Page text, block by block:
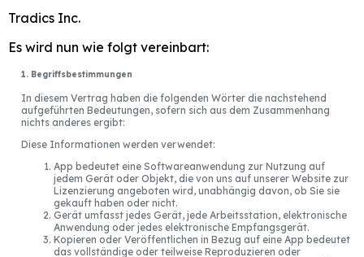
Tradics Inc.
Es wird nun wie folgt vereinbart:
1. Begriffsbestimmungen
In diesem Vertrag haben die folgenden Wörter die nachstehend
aufgeführten Bedeutungen, sofern sich aus dem Zusammenhang
nichts anderes ergibt:
Diese Informationen werden verwendet:
App bedeutet eine Softwareanwendung zur Nutzung auf
jedem Gerät oder Objekt, die von uns auf unserer Website zur
Lizenzierung angeboten wird, unabhängig davon, ob Sie sie
gekauft haben oder nicht.
Gerät umfasst jedes Gerät, jede Arbeitsstation, elektronische
Anwendung oder jedes elektronische Empfangsgerät.
Kopieren oder Veröffentlichen in Bezug auf eine App bedeutet
das vollständige oder teilweise Reproduzieren oder